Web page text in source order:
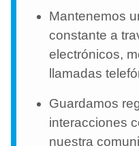
Mantenemos
constante a
electrónicos,
llamadas
Guardamos
interacciones
nuestra